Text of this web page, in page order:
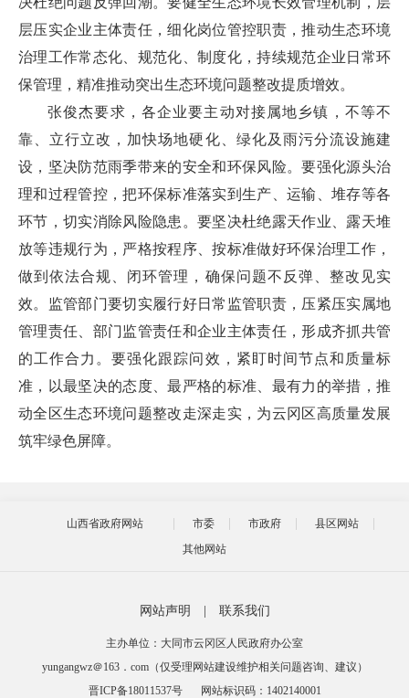
层压实企业主体责任，细化岗位管控职责，推动生态环境
治理工作常态化、规范化、制度化，持续规范企业日常环
保管理，精准推动突出生态环境问题整改提质增效。
张俊杰要求，各企业要主动对接属地乡镇，不等不
靠、立行立改，加快场地硬化、绿化及雨污分流设施建
设，坚决防范雨季带来的安全和环保风险。要强化源头治
理和过程管控，把环保标准落实到生产、运输、堆存等各
环节，切实消除风险隐患。要坚决杜绝露天作业、露天堆
放等违规行为，严格按程序、按标准做好环保治理工作，
做到依法合规、闭环管理，确保问题不反弹、整改见实
效。监管部门要切实履行好日常监管职责，压紧压实属地
管理责任、部门监管责任和企业主体责任，形成齐抓共管
的工作合力。要强化跟踪问效，紧盯时间节点和质量标
准，以最坚决的态度、最严格的标准、最有力的举措，推
动全区生态环境问题整改走深走实，为云冈区高质量发展
筑牢绿色屏障。
山西省政府网站 市委 市政府
县区网站
其他网站
网站声明 联系我们
主办单位：大同市云冈区人民政府办公室
yungangwz＠163．com（仅受理网站建设维护相关问题咨询、建议）
晋ICP备18011537号
网站标识码：1402140001